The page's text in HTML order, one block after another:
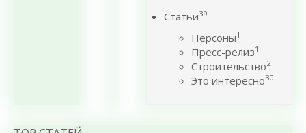
Статьи39
Персоны1
Пресс-релиз1
Строительство2
Это интересно30